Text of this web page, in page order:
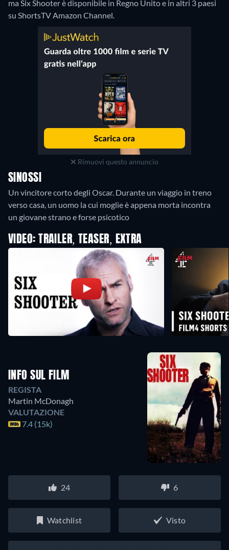
ma Six Shooter è disponibile in Regno Unito e in altri 3 paesi
su ShortsTV Amazon Channel.
Rimuovi questo annuncio
SINOSSI
Un vincitore corto degli Oscar. Durante un viaggio in treno
verso casa, un uomo la cui moglie è appena morta incontra
un giovane strano e forse psicotico
VIDEO: TRAILER, TEASER, EXTRA
INFO SUL FILM
REGISTA
Martin McDonagh
VALUTAZIONE
7.4 (15k)
24 6
Watchlist Visto